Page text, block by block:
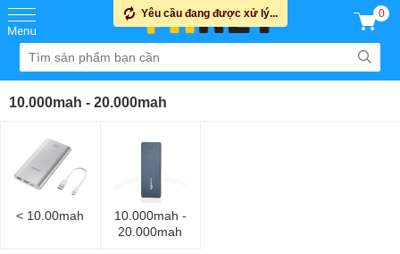
0
10.000mah - 20.000mah
< 10.00mah
10.000mah -
20.000mah
Yêu cầu đang được xử lý...